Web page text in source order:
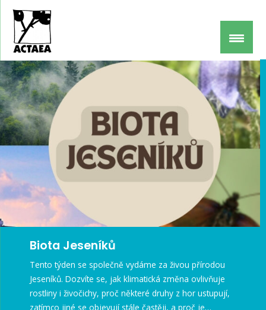
Biota Jeseníků
Tento týden se společně vydáme za živou přírodou
Jeseníků. Dozvíte se, jak klimatická změna ovlivňuje
rostliny i živočichy, proč některé druhy z hor ustupují,
zatímco jiné se objevují stále častěji, a proč je…